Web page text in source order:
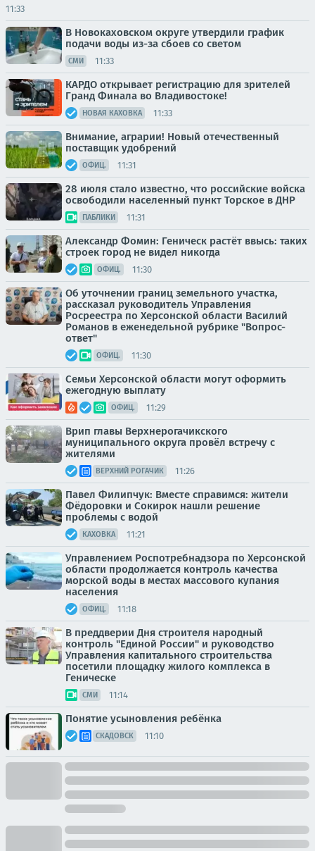
11:33
В Новокаховском округе утвердили график
подачи воды из-за сбоев со светом
СМИ 11:33
КАРДО открывает регистрацию для зрителей
Гранд Финала во Владивостоке!
НОВАЯ КАХОВКА 11:33
Внимание, аграрии! Новый отечественный
поставщик удобрений
ОФИЦ. 11:31
28 июля стало известно, что российские войска
освободили населенный пункт Торское в ДНР
ПАБЛИКИ 11:31
Александр Фомин: Геническ растёт ввысь: таких
строек город не видел никогда
ОФИЦ. 11:30
Об уточнении границ земельного участка,
рассказал руководитель Управления
Росреестра по Херсонской области Василий
Романов в еженедельной рубрике "Вопрос-
ответ"
ОФИЦ. 11:30
Семьи Херсонской области могут оформить
ежегодную выплату
ОФИЦ. 11:29
Врип главы Верхнерогачикского
муниципального округа провёл встречу с
жителями
ВЕРХНИЙ РОГАЧИК 11:26
Павел Филипчук: Вместе справимся: жители
Фёдоровки и Сокирок нашли решение
проблемы с водой
КАХОВКА 11:21
Управлением Роспотребнадзора по Херсонской
области продолжается контроль качества
морской воды в местах массового купания
населения
ОФИЦ. 11:18
В преддверии Дня строителя народный
контроль "Единой России" и руководство
Управления капитального строительства
посетили площадку жилого комплекса в
Геническе
СМИ 11:14
Понятие усыновления ребёнка
СКАДОВСК 11:10